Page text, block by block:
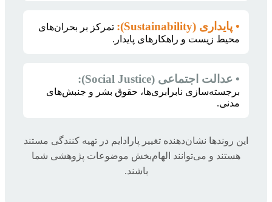
• پایداری (Sustainability):
تمرکز بر بحران‌های
محیط زیست و راهکارهای پایدار.
• عدالت اجتماعی (Social Justice):
برجسته‌سازی نابرابری‌ها، حقوق بشر و جنبش‌های
مدنی.
این روندها نشان‌دهنده تغییر پارادایم در تهیه کنندگی مستند
هستند و می‌توانند الهام‌بخش موضوعات پژوهشی شما
باشند.